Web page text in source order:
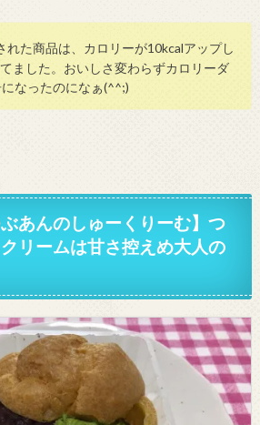
れた商品は、カロリーが10kcalアップし
ました。おいしさ変わらずカロリーダ
なったのになぁ(^^;)
ぶあんのしゅーくりーむ】つ
リームは甘さ控えめ大人の